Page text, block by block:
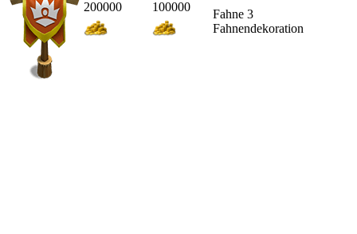
200000 100000
Fahne 3
Fahnendekoration